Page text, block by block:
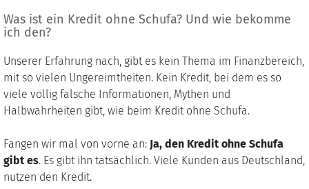
Was ist ein Kredit ohne Schufa? Und wie bekomme
ich den?
Unserer Erfahrung nach, gibt es kein Thema im Finanzbereich,
mit so vielen Ungereimtheiten. Kein Kredit, bei dem es so
viele völlig falsche Informationen, Mythen und
Halbwahrheiten gibt, wie beim Kredit ohne Schufa.
Fangen wir mal von vorne an: Ja, den Kredit ohne Schufa
gibt es. Es gibt ihn tatsächlich. Viele Kunden aus Deutschland,
nutzen den Kredit.